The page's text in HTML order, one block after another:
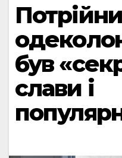
був
слави і